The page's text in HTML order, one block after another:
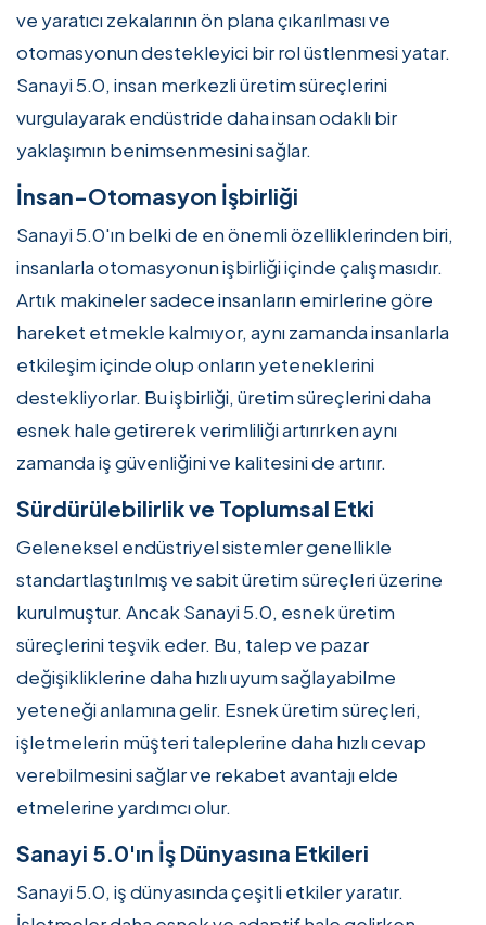
ve yaratıcı zekalarının ön plana çıkarılması ve
otomasyonun destekleyici bir rol üstlenmesi yatar.
Sanayi 5.0, insan merkezli üretim süreçlerini
vurgulayarak endüstride daha insan odaklı bir
yaklaşımın benimsenmesini sağlar.
İnsan-Otomasyon İşbirliği
Sanayi 5.0'ın belki de en önemli özelliklerinden biri,
insanlarla otomasyonun işbirliği içinde çalışmasıdır.
Artık makineler sadece insanların emirlerine göre
hareket etmekle kalmıyor, aynı zamanda insanlarla
etkileşim içinde olup onların yeteneklerini
destekliyorlar. Bu işbirliği, üretim süreçlerini daha
esnek hale getirerek verimliliği artırırken aynı
zamanda iş güvenliğini ve kalitesini de artırır.
Sürdürülebilirlik ve Toplumsal Etki
Geleneksel endüstriyel sistemler genellikle
standartlaştırılmış ve sabit üretim süreçleri üzerine
kurulmuştur. Ancak Sanayi 5.0, esnek üretim
süreçlerini teşvik eder. Bu, talep ve pazar
değişikliklerine daha hızlı uyum sağlayabilme
yeteneği anlamına gelir. Esnek üretim süreçleri,
işletmelerin müşteri taleplerine daha hızlı cevap
verebilmesini sağlar ve rekabet avantajı elde
etmelerine yardımcı olur.
Sanayi 5.0'ın İş Dünyasına Etkileri
Sanayi 5.0, iş dünyasında çeşitli etkiler yaratır.